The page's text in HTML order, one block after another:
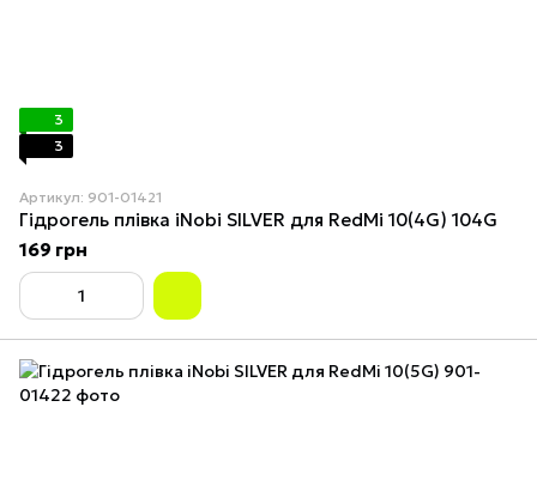
3
3
Артикул: 901-01421
Гідрогель плівка iNobi SILVER для RedMi 10(4G) 104G
169 грн